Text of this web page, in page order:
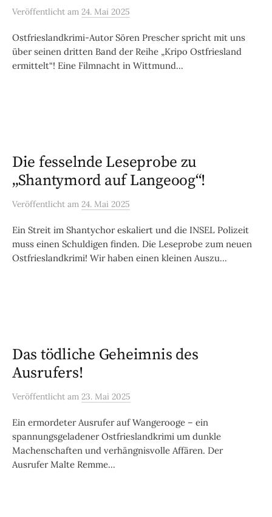
Veröffentlicht am 24. Mai 2025
Ostfrieslandkrimi-Autor Sören Prescher spricht mit uns
über seinen dritten Band der Reihe „Kripo Ostfriesland
ermittelt“! Eine Filmnacht in Wittmund...
Die fesselnde Leseprobe zu
„Shantymord auf Langeoog“!
Veröffentlicht am 24. Mai 2025
Ein Streit im Shantychor eskaliert und die INSEL Polizeit
muss einen Schuldigen finden. Die Leseprobe zum neuen
Ostfrieslandkrimi! Wir haben einen kleinen Auszu...
Das tödliche Geheimnis des
Ausrufers!
Veröffentlicht am 23. Mai 2025
Ein ermordeter Ausrufer auf Wangerooge – ein
spannungsgeladener Ostfrieslandkrimi um dunkle
Machenschaften und verhängnisvolle Affären. Der
Ausrufer Malte Remme...